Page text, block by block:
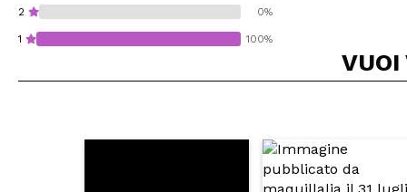
2 0%
1 100%
Consiglieresti
VUOI